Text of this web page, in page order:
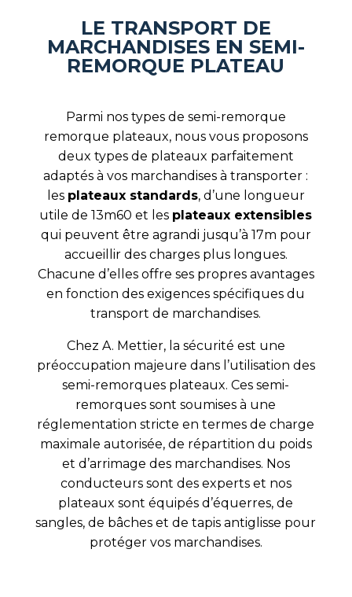
LE TRANSPORT DE
MARCHANDISES EN SEMI-
REMORQUE PLATEAU
Parmi nos types de semi-remorque
remorque plateaux, nous vous proposons
deux types de plateaux parfaitement
adaptés à vos marchandises à transporter :
les plateaux standards, d’une longueur
utile de 13m60 et les plateaux extensibles
qui peuvent être agrandi jusqu’à 17m pour
accueillir des charges plus longues.
Chacune d’elles offre ses propres avantages
en fonction des exigences spécifiques du
transport de marchandises.
Chez A. Mettier, la sécurité est une
préoccupation majeure dans l’utilisation des
semi-remorques plateaux. Ces semi-
remorques sont soumises à une
réglementation stricte en termes de charge
maximale autorisée, de répartition du poids
et d’arrimage des marchandises. Nos
conducteurs sont des experts et nos
plateaux sont équipés d’équerres, de
sangles, de bâches et de tapis antiglisse pour
protéger vos marchandises.